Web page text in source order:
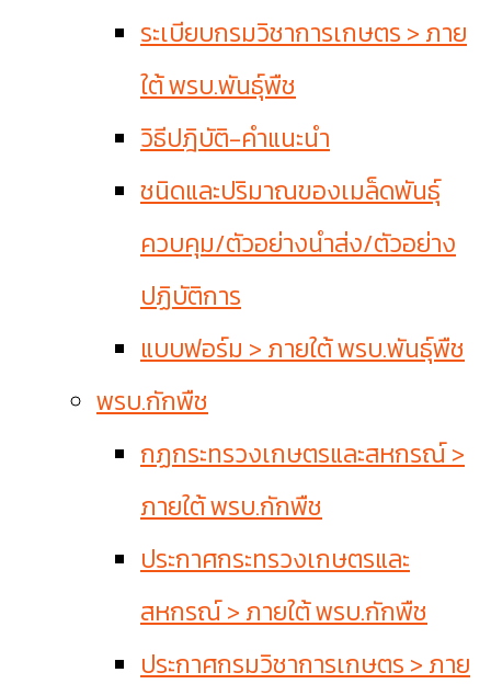
ระเบียบกรมวิชาการเกษตร > ภาย
ใต้ พรบ.พันธุ์พืช
วิธีปฎิบัติ-คำแนะนำ
ชนิดและปริมาณของเมล็ดพันธุ์
ควบคุม/ตัวอย่างนำส่ง/ตัวอย่าง
ปฏิบัติการ
แบบฟอร์ม > ภายใต้ พรบ.พันธุ์พืช
พรบ.กักพืช
กฏกระทรวงเกษตรและสหกรณ์ >
ภายใต้ พรบ.กักพืช
ประกาศกระทรวงเกษตรและ
สหกรณ์ > ภายใต้ พรบ.กักพืช
ประกาศกรมวิชาการเกษตร > ภาย